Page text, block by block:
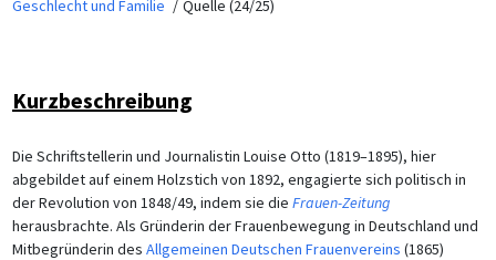
Geschlecht und Familie
Quelle (24/25)
Kurzbeschreibung
Die Schriftstellerin und Journalistin Louise Otto (1819–1895), hier
abgebildet auf einem Holzstich von 1892, engagierte sich politisch in
der Revolution von 1848/49, indem sie die Frauen-Zeitung
herausbrachte. Als Gründerin der Frauenbewegung in Deutschland und
Mitbegründerin des Allgemeinen Deutschen Frauenvereins (1865)